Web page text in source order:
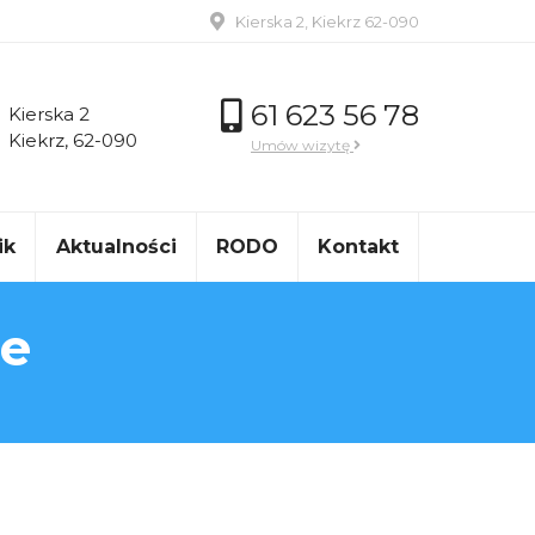
Kierska 2, Kiekrz 62-090
Kierska 2
Kiekrz, 62-090
61 623 56 78
Umów wizytę
Aktualności RODO Kontakt